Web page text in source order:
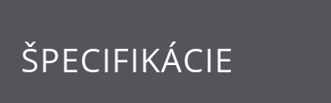
ŠPECIFIKÁCIE